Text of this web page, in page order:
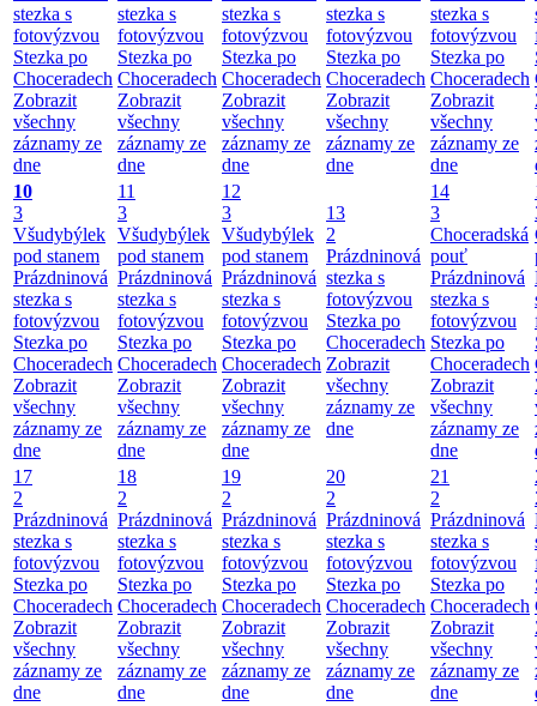
stezka s
fotovýzvou
Stezka po
Choceradech
Zobrazit
všechny
záznamy ze
dne
stezka s
fotovýzvou
Stezka po
Choceradech
Zobrazit
všechny
záznamy ze
dne
stezka s
fotovýzvou
Stezka po
Choceradech
Zobrazit
všechny
záznamy ze
dne
stezka s
fotovýzvou
Stezka po
Choceradech
Zobrazit
všechny
záznamy ze
dne
stezka s
fotovýzvou
Stezka po
Choceradech
Zobrazit
všechny
záznamy ze
dne
10
3
Všudybýlek
pod stanem
Prázdninová
stezka s
fotovýzvou
Stezka po
Choceradech
Zobrazit
všechny
záznamy ze
dne
11
3
Všudybýlek
pod stanem
Prázdninová
stezka s
fotovýzvou
Stezka po
Choceradech
Zobrazit
všechny
záznamy ze
dne
12
3
Všudybýlek
pod stanem
Prázdninová
stezka s
fotovýzvou
Stezka po
Choceradech
Zobrazit
všechny
záznamy ze
dne
13
2
Prázdninová
stezka s
fotovýzvou
Stezka po
Choceradech
Zobrazit
všechny
záznamy ze
dne
14
3
Choceradská
pouť
Prázdninová
stezka s
fotovýzvou
Stezka po
Choceradech
Zobrazit
všechny
záznamy ze
dne
17
2
Prázdninová
stezka s
fotovýzvou
Stezka po
Choceradech
Zobrazit
všechny
záznamy ze
dne
18
2
Prázdninová
stezka s
fotovýzvou
Stezka po
Choceradech
Zobrazit
všechny
záznamy ze
dne
19
2
Prázdninová
stezka s
fotovýzvou
Stezka po
Choceradech
Zobrazit
všechny
záznamy ze
dne
20
2
Prázdninová
stezka s
fotovýzvou
Stezka po
Choceradech
Zobrazit
všechny
záznamy ze
dne
21
2
Prázdninová
stezka s
fotovýzvou
Stezka po
Choceradech
Zobrazit
všechny
záznamy ze
dne